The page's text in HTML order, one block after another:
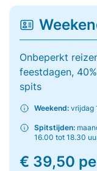
Onbeperkt
feestdagen,
spits
Weekend: vrijdag
Spitstijden:
16.00 tot 18.30
€ 39,50